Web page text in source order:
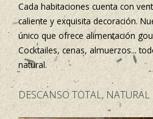
Cada habitaciones cuenta con
caliente y exquisita decoración.
único que ofrece alimentación
Cocktailes, cenas, almuerzos...
natural.
DESCANSO TOTAL, NATURAL